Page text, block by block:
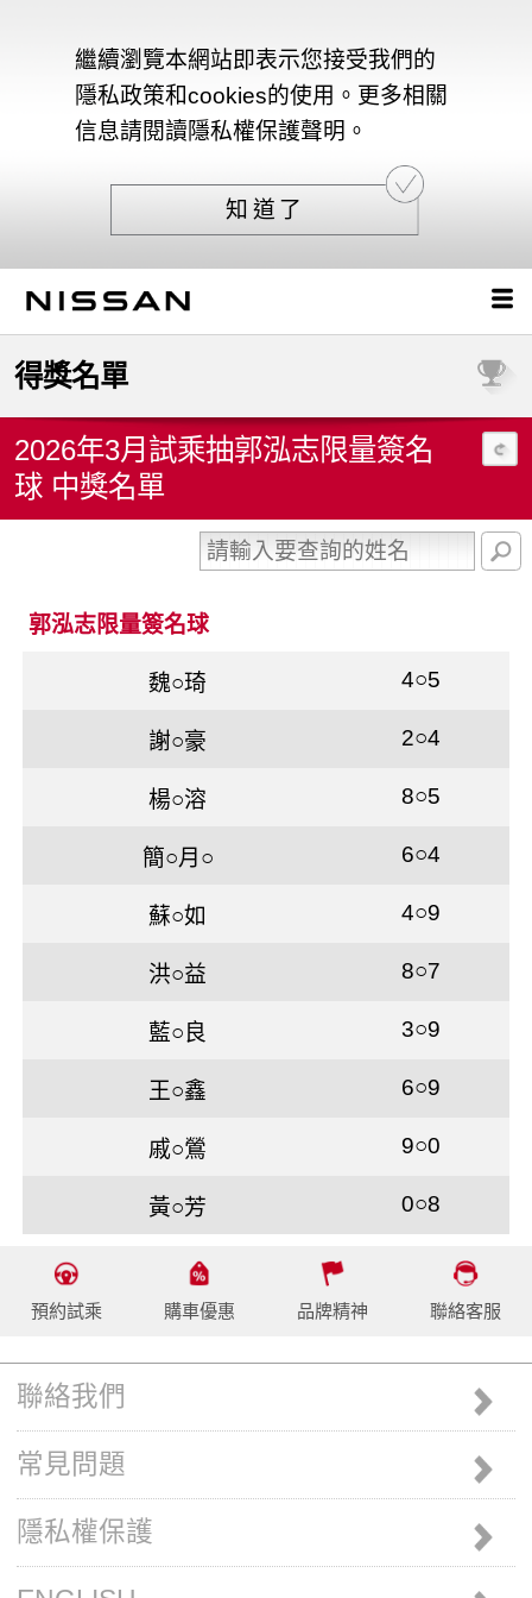
繼續瀏覽本網站即表示您接受我們的
隱私政策和cookies的使用。更多相關
信息請閱讀隱私權保護聲明。
知道了
得獎名單
2026年3月試乘抽郭泓志限量簽名
球 中獎名單
郭泓志限量簽名球
魏○琦 4○5
謝○豪 2○4
楊○溶 8○5
簡○月○ 6○4
蘇○如 4○9
洪○益 8○7
藍○良 3○9
王○鑫 6○9
戚○鶯 9○0
黃○芳 0○8
預約試乘 購車優惠 品牌精神 聯絡客服
聯絡我們
常見問題
隱私權保護